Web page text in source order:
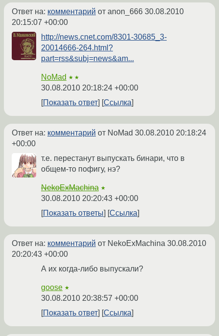
Ответ на: комментарий от anon_666 30.08.2010
20:15:07 +00:00
http://news.cnet.com/8301-30685_3-
20014666-264.html?
part=rss&subj=news&am...
NoMad ★★
30.08.2010 20:18:24 +00:00
Показать ответ
Ссылка
Ответ на: комментарий от NoMad 30.08.2010 20:18:24
+00:00
т.е. перестанут выпускать бинари, что в
общем-то пофигу, нэ?
NekoExMachina ★
30.08.2010 20:20:43 +00:00
Показать ответы
Ссылка
Ответ на: комментарий от NekoExMachina 30.08.2010
20:20:43 +00:00
А их когда-либо выпускали?
goose ★
30.08.2010 20:38:57 +00:00
Показать ответ
Ссылка